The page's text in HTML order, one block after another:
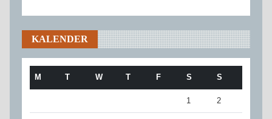
KALENDER
M T W T F S S
1 2